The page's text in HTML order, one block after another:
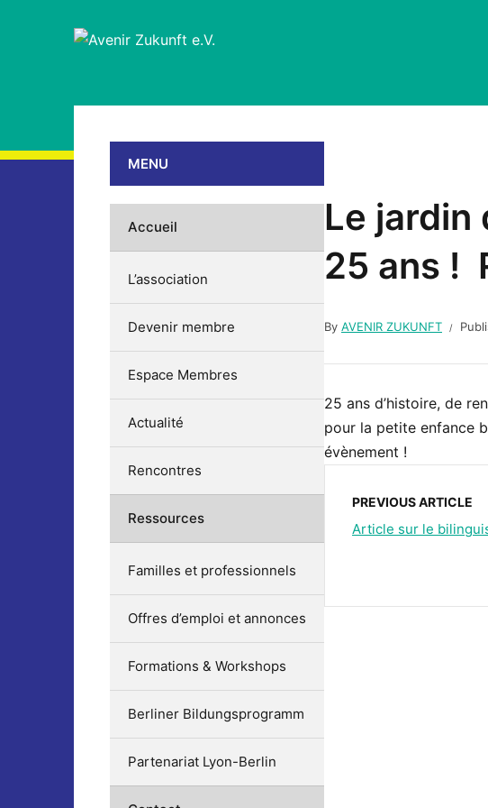
Le jardin
25 ans !
By AVENIR ZUKUNFT
25 ans d’histoire, de
pour la petite enfance
évènement !
PREVIOUS ARTICLE
Article sur le
MENU
Accueil
L’association
Devenir membre
Espace Membres
Actualité
Rencontres
Ressources
Familles et professionnels
Offres d’emploi et annonces
Formations & Workshops
Berliner Bildungsprogramm
Partenariat Lyon-Berlin